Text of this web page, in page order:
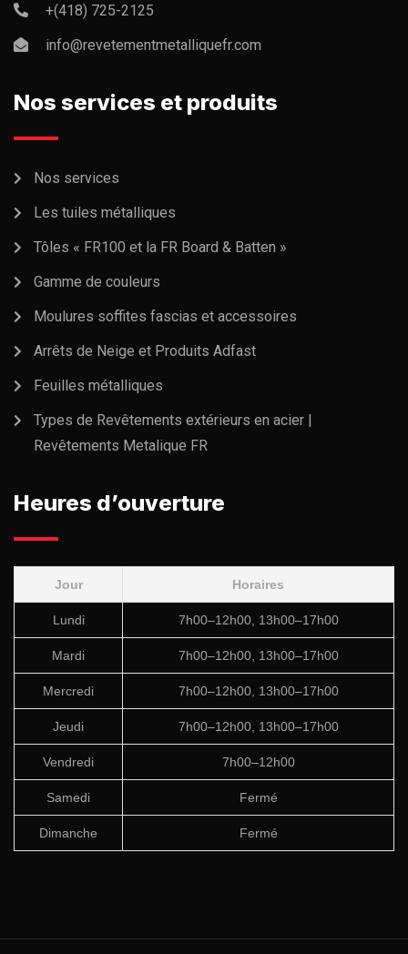
+(418) 725-2125
info@revetementmetalliquefr.com
Nos services et produits
Nos services
Les tuiles métalliques
Tôles « FR100 et la FR Board & Batten »
Gamme de couleurs
Moulures soffites fascias et accessoires
Arrêts de Neige et Produits Adfast
Feuilles métalliques
Types de Revêtements extérieurs en acier |
Revêtements Metalique FR
Heures d’ouverture
Jour Horaires
Lundi 7h00–12h00, 13h00–17h00
Mardi 7h00–12h00, 13h00–17h00
Mercredi 7h00–12h00, 13h00–17h00
Jeudi 7h00–12h00, 13h00–17h00
Vendredi 7h00–12h00
Samedi Fermé
Dimanche Fermé